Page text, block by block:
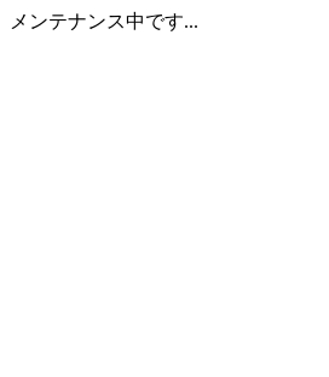
メンテナンス中です...